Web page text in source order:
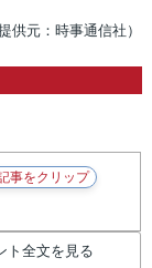
供元：時事通信社）
ト全文を見る